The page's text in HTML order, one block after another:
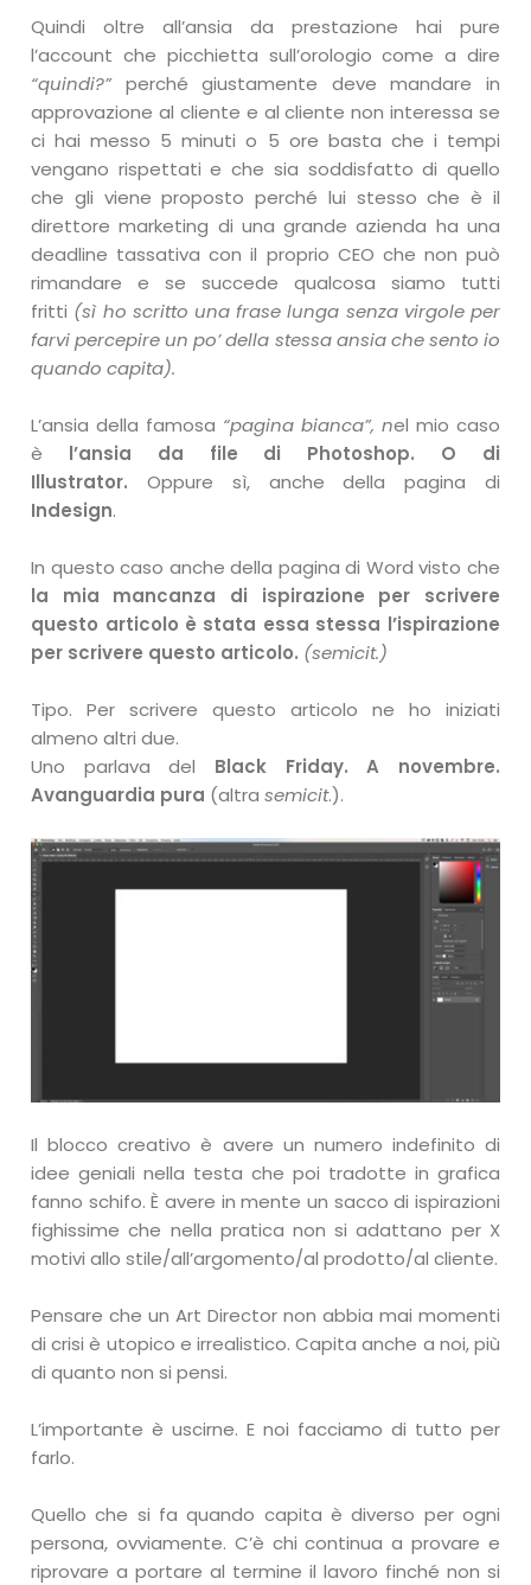
Quindi oltre all’ansia da prestazione hai pure
l’account che picchietta sull’orologio come a dire
“quindi?”perché giustamente deve mandare in
approvazione al cliente e al cliente non interessa se
ci hai messo 5 minuti o 5 ore basta che i tempi
vengano rispettati e che sia soddisfatto di quello
che gli viene proposto perché lui stesso che è il
direttore marketing di una grande azienda ha una
deadline tassativa con il proprio CEO che non può
rimandare e se succede qualcosa siamo tutti
fritti (sì ho scritto una frase lunga senza virgole per
farvi percepire un po’ della stessa ansia che sento io
quando capita).
L’ansia della famosa “pagina bianca”, nel mio caso
è l’ansia da file di Photoshop. O di
Illustrator. Oppure sì, anche della pagina di
Indesign.
In questo caso anche della pagina di Word visto che
la mia mancanza di ispirazione per scrivere
questo articolo è stata essa stessa l’ispirazione
per scrivere questo articolo. (semicit.)
Tipo. Per scrivere questo articolo ne ho iniziati
almeno altri due.
Uno parlava del Black Friday. A novembre.
Avanguardia pura (altrasemicit.).
Il blocco creativo è avere un numero indefinito di
idee geniali nella testa che poi tradotte in grafica
fanno schifo. È avere in mente un sacco di ispirazioni
fighissime che nella pratica non si adattano per X
motivi allo stile/all’argomento/al prodotto/al cliente.
Pensare che un Art Director non abbia mai momenti
di crisi è utopico e irrealistico. Capita anche a noi, più
di quanto non si pensi.
L’importante è uscirne. E noi facciamo di tutto per
farlo.
Quello che si fa quando capita è diverso per ogni
persona, ovviamente. C’è chi continua a provare e
riprovare a portare al termine il lavoro finché non si